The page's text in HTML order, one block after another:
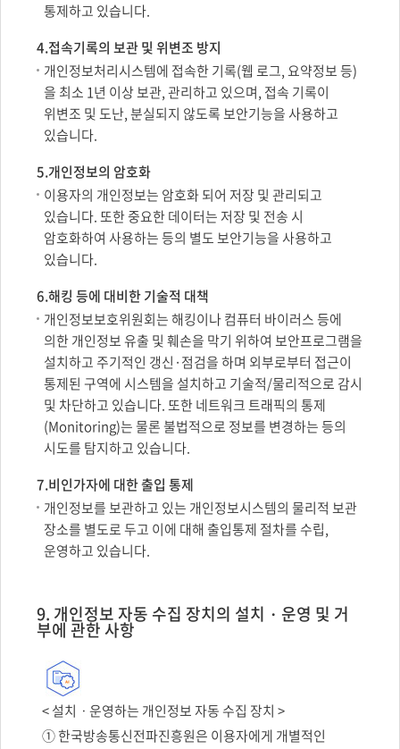
통제하고 있습니다.
4.접속기록의 보관 및 위변조 방지
개인정보처리시스템에 접속한 기록(웹 로그, 요약정보 등)
을 최소 1년 이상 보관, 관리하고 있으며, 접속 기록이
위변조 및 도난, 분실되지 않도록 보안기능을 사용하고
있습니다.
5.개인정보의 암호화
이용자의 개인정보는 암호화 되어 저장 및 관리되고
있습니다. 또한 중요한 데이터는 저장 및 전송 시
암호화하여 사용하는 등의 별도 보안기능을 사용하고
있습니다.
6.해킹 등에 대비한 기술적 대책
개인정보보호위원회는 해킹이나 컴퓨터 바이러스 등에
의한 개인정보 유출 및 훼손을 막기 위하여 보안프로그램을
설치하고 주기적인 갱신·점검을 하며 외부로부터 접근이
통제된 구역에 시스템을 설치하고 기술적/물리적으로 감시
및 차단하고 있습니다. 또한 네트워크 트래픽의 통제
(Monitoring)는 물론 불법적으로 정보를 변경하는 등의
시도를 탐지하고 있습니다.
7.비인가자에 대한 출입 통제
개인정보를 보관하고 있는 개인정보시스템의 물리적 보관
장소를 별도로 두고 이에 대해 출입통제 절차를 수립,
운영하고 있습니다.
9. 개인정보 자동 수집 장치의 설치・운영 및 거
부에 관한 사항
< 설치ㆍ운영하는 개인정보 자동 수집 장치 >
① 한국방송통신전파진흥원은 이용자에게 개별적인